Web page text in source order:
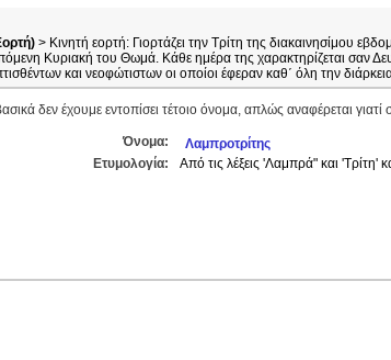
> Κινητή εορτή: Γιορτάζει την Τρίτη της διακαινησίμου
Κυριακή του Θωμά. Κάθε ημέρα της χαρακτηρίζεται σαν
και νεοφώτιστων οι οποίοι έφεραν καθ΄ όλη την
δεν έχουμε εντοπίσει τέτοιο όνομα, απλώς αναφέρεται
Όνομα:
Λαμπροτρίτης
Ετυμολογία:
Από τις λέξεις 'Λαμπρά" και 'Τρίτη'